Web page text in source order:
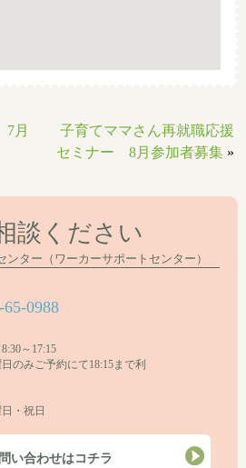
年 月27日
22日
年 月 22日
月
子育てママさん再就職応援
セミナー 8月参加者募集»
談ください
ター（ワーカーサポートセンター）
65-0988
～17:15
のみご予約にて18:15まで利
・祝日
い合わせはコチラ